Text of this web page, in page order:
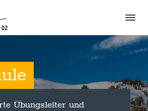
Übungsleiter und